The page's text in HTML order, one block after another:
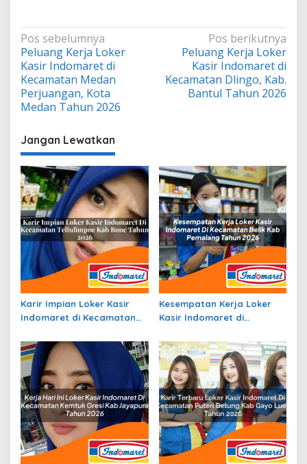
Navigasi
pos
Pos sebelumnya
Peluang Kerja Loker
Kasir Indomaret di
Kecamatan Medan
Perjuangan, Kota
Medan Tahun 2026
Pos berikutnya
Peluang Kerja Loker
Kasir Indomaret di
Kecamatan Dlingo, Kab.
Bantul Tahun 2026
Jangan Lewatkan
Karir Impian Loker Kasir
Indomaret di Kecamatan
Tahun 2026
Kesempatan Kerja Loker
Kasir Indomaret di
Pemalang Tahun 2026